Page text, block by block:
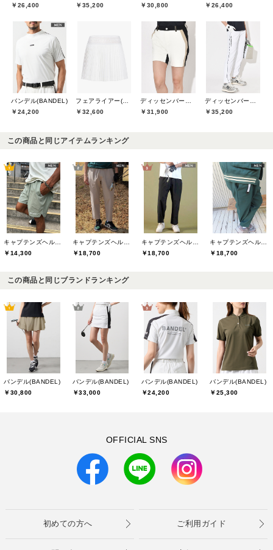
￥26,400
￥35,200
￥30,800
￥26,400
バンデル(BANDEL)
￥24,200
￥32,600
￥31,900
￥35,200
この商品と同じアイテムランキング
￥14,300
￥18,700
￥18,700
￥18,700
この商品と同じブランドランキング
バンデル(BANDEL)
￥30,800
バンデル(BANDEL)
￥33,000
バンデル(BANDEL)
￥24,200
バンデル(BANDEL)
￥25,300
OFFICIAL SNS
初めての方へ ご利用ガイド